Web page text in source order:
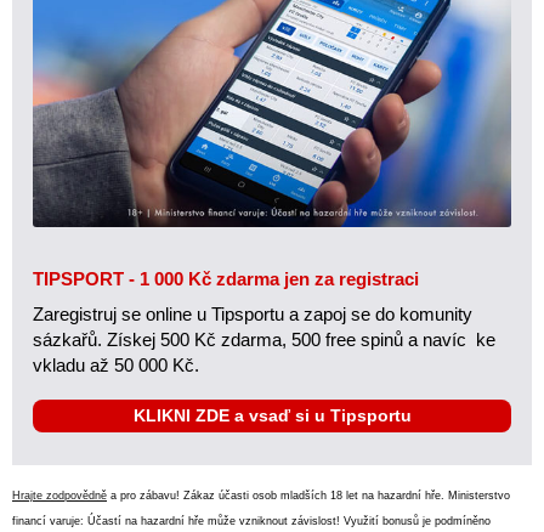
TIPSPORT - 1 000 Kč zdarma jen za registraci
Zaregistruj se online u Tipsportu a zapoj se do komunity
sázkařů. Získej 500 Kč zdarma, 500 free spinů a navíc ke
vkladu až 50 000 Kč.
KLIKNI ZDE a vsaď si u Tipsportu
Hrajte zodpovědně a pro zábavu! Zákaz účasti osob mladších 18 let na hazardní hře. Ministerstvo
financí varuje: Účastí na hazardní hře může vzniknout závislost! Využití bonusů je podmíněno